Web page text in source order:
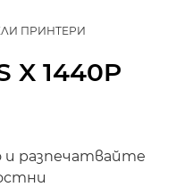
ПРИНТЕРИ
X 1440P
разпечатвайте